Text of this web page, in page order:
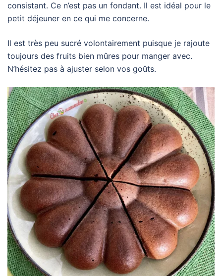
consistant. Ce n’est pas un fondant. Il est idéal pour le
petit déjeuner en ce qui me concerne.
Il est très peu sucré volontairement puisque je rajoute
toujours des fruits bien mûres pour manger avec.
N’hésitez pas à ajuster selon vos goûts.